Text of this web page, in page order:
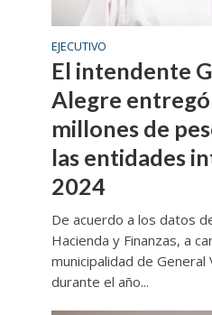
EJECUTIVO
El intendente
Alegre entregó
millones de
las entidades
2024
De acuerdo a los datos
Hacienda y Finanzas, a
municipalidad de
durante el año...